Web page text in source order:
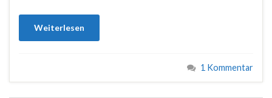
Weiterlesen
1 Kommentar